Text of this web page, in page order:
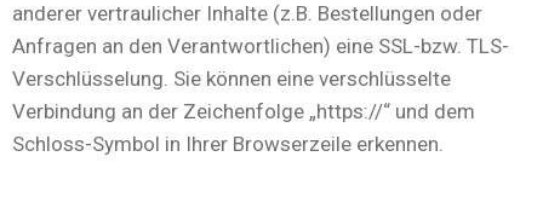
anderer vertraulicher Inhalte (z.B. Bestellungen oder
Anfragen an den Verantwortlichen) eine SSL-bzw. TLS-
Verschlüsselung. Sie können eine verschlüsselte
Verbindung an der Zeichenfolge „https://“ und dem
Schloss-Symbol in Ihrer Browserzeile erkennen.